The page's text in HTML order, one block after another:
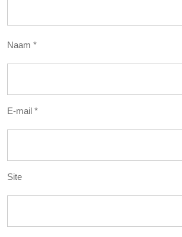
Naam *
E-mail *
Site